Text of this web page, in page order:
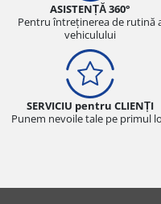
ASISTENȚĂ 360°
Pentru întreținerea de rutină
vehiculului
SERVICIU pentru CLIENȚI
Punem nevoile tale pe primul